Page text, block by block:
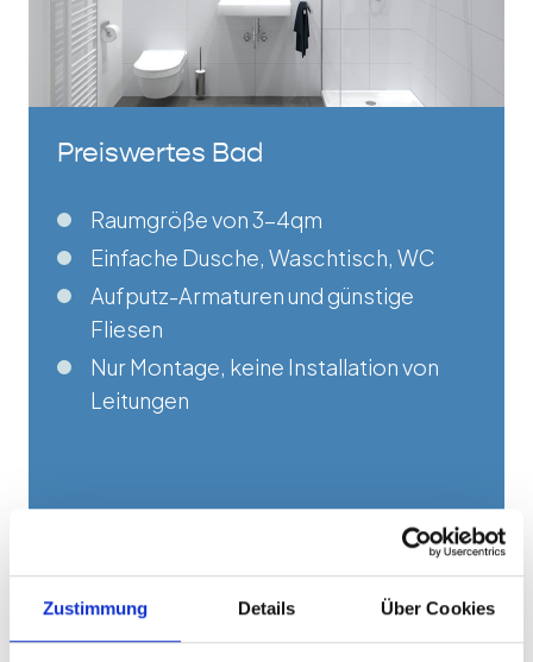
Zustimmung Details Über Cookies
Preiswertes Bad
Raumgröße von 3-4qm
Einfache Dusche, Waschtisch, WC
Aufputz-Armaturen und günstige
Fliesen
Nur Montage, keine Installation von
Leitungen